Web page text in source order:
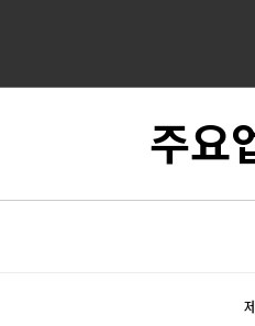
주요